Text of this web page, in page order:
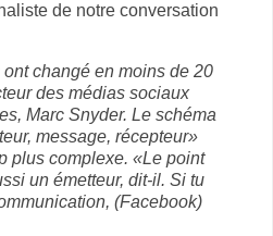
de notre conversation
changé en moins de 20
des médias sociaux
Marc Snyder. Le schéma
message, récepteur»
plus complexe. «Le point
un émetteur, dit-il. Si tu
(Facebook)